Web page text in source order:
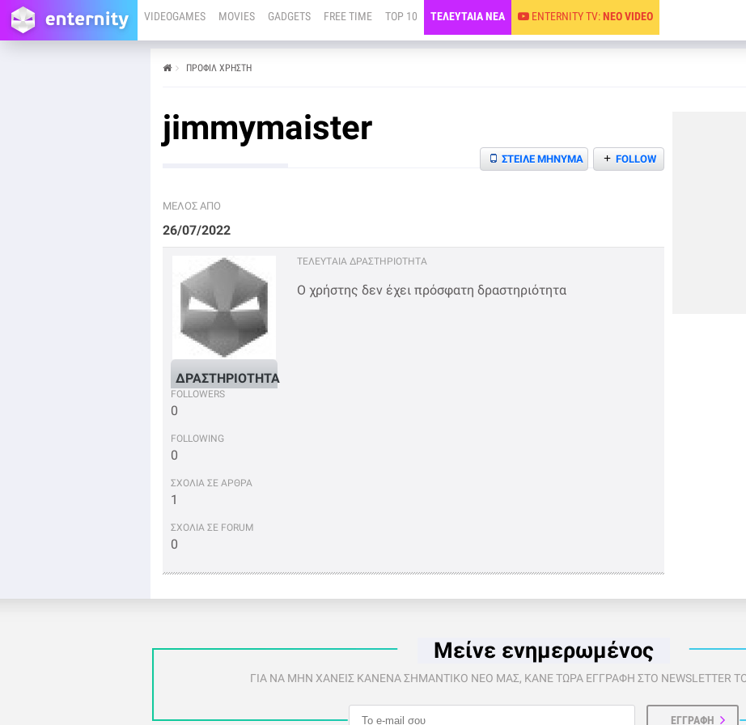
VIDEOGAMES MOVIES GADGETS FREE TIME TOP 10 ΤΕΛΕΥΤΑΙΑ ΝΕΑ ENTERNITY TV:ΝΕΟ VIDEO
ΠΡΟΦΊΛ ΧΡΉΣΤΗ
jimmymaister
+ FOLLOW
ΣΤΕΙΛΕ ΜΗΝΥΜΑ
ΜΕΛΟΣ ΑΠΟ
26/07/2022
ΔΡΑΣΤΗΡΙΟΤΗΤΑ
FOLLOWERS
0
FOLLOWING
0
ΣΧΟΛΙΑ ΣΕ ΑΡΘΡΑ
1
ΣΧΟΛΙΑ ΣΕ FORUM
0
ΤΕΛΕΥΤΑΙΑ ΔΡΑΣΤΗΡΙΟΤΗΤΑ
Ο χρήστης δεν έχει πρόσφατη δραστηριότητα
Μείνε ενημερωμένος
ΓΙΑ ΝΑ ΜΗΝ ΧΑΝΕΙΣ ΚΑΝΕΝΑ ΣΗΜΑΝΤΙΚΟ ΝΕΟ ΜΑΣ, ΚΑΝΕ ΤΩΡΑ ΕΓΓΡΑΦΗ ΣΤΟ NEWSLETTER